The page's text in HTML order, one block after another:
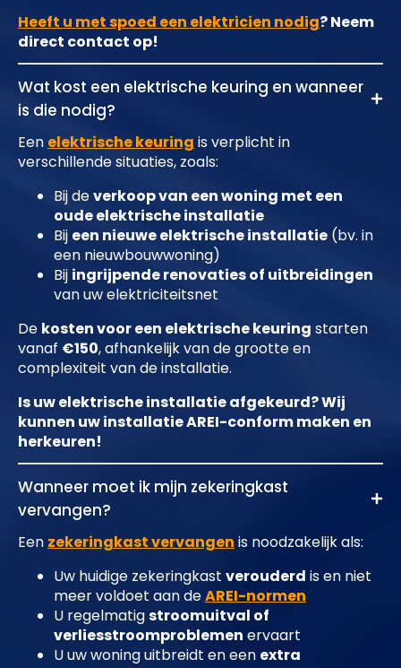
Heeft u met spoed een elektricien nodig? Neem
direct contact op!
Wat kost een elektrische keuring en wanneer
is die nodig?
Een elektrische keuring is verplicht in
verschillende situaties, zoals:
Bij deverkoop van een woning met een
oude elektrische installatie
Bij een nieuwe elektrische installatie (bv. in
een nieuwbouwwoning)
Bij ingrijpende renovaties of uitbreidingen
van uw elektriciteitsnet
De kosten voor een elektrische keuring starten
vanaf €150, afhankelijk van de grootte en
complexiteit van de installatie.
Is uw elektrische installatie afgekeurd? Wij
kunnen uw installatie AREI-conform maken en
herkeuren!
Wanneer moet ik mijn zekeringkast
vervangen?
Een zekeringkast vervangen is noodzakelijk als:
Uw huidige zekeringkast verouderd is en niet
meer voldoet aan deAREI-normen
U regelmatigstroomuitval of
verliesstroomproblemen ervaart
U uw woning uitbreidt en een extra